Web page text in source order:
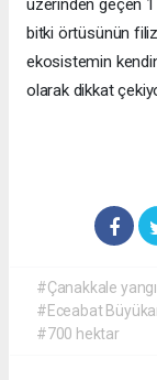
üzerinden geçen 1
bitki örtüsünün
ekosistemin
olarak dikkat
#Çanakkale
#Eceabat
#700 hektar